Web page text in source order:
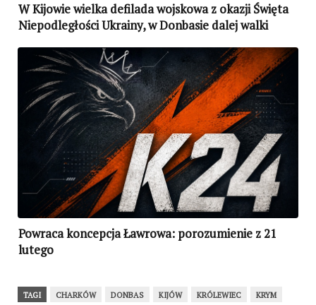
W Kijowie wielka defilada wojskowa z okazji Święta
Niepodległości Ukrainy, w Donbasie dalej walki
Powraca koncepcja Ławrowa: porozumienie z 21
lutego
TAGI CHARKÓW DONBAS KIJÓW KRÓLEWIEC
KRYM